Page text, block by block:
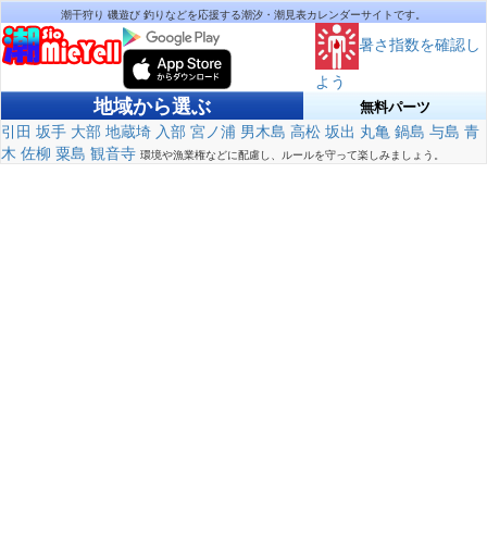
潮干狩り 磯遊び 釣りなどを応援する潮汐・潮見表カレンダーサイトです。
暑さ指数を確認し
よう
地域から選ぶ 無料パーツ
引田 坂手 大部 地蔵埼 入部 宮ノ浦 男木島 高松 坂出 丸亀 鍋島 与島 青
木 佐柳 粟島 観音寺 環境や漁業権などに配慮し、ルールを守って楽しみましょう。